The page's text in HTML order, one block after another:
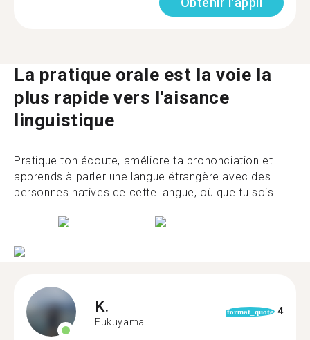
La pratique orale est la voie la
plus rapide vers l'aisance
linguistique
Pratique ton écoute, améliore ta prononciation et
apprends à parler une langue étrangère avec des
personnes natives de cette langue, où que tu sois.
K.
Fukuyama
format_quote 4